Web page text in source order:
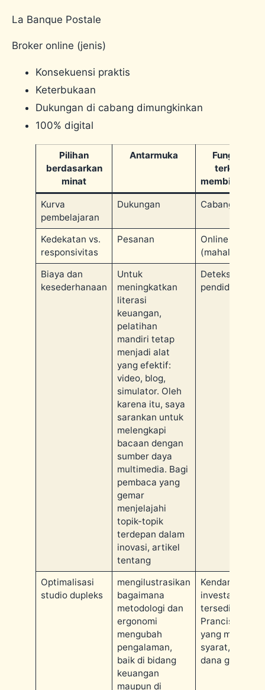
La Banque Postale
Broker online (jenis)
Konsekuensi praktis
Keterbukaan
Dukungan di cabang dimungkinkan
100% digital
Pilihan
berdasarkan
minat
Antarmuka
Fungsional,
terkadang
Kurva
pembelajaran
Dukungan Cabang +
Kedekatan vs.
responsivitas
Pesanan
Online +
(mahal)
Biaya dan
kesederhanaan
Untuk
meningkatkan
literasi
keuangan,
pelatihan
mandiri tetap
menjadi alat
yang efektif:
video, blog,
simulator. Oleh
karena itu, saya
sarankan untuk
melengkapi
bacaan dengan
sumber daya
multimedia. Bagi
pembaca yang
gemar
menjelajahi
topik-topik
terdepan dalam
inovasi, artikel
tentang
Deteksi AI
pendidikan
Optimalisasi
studio dupleks
mengilustrasikan
bagaimana
metodologi dan
ergonomi
mengubah
pengalaman,
baik di bidang
keuangan
maupun di
Kendaraan
investasi yang
tersedia:
Prancis, ETF
yang
syarat, dan
dana grup